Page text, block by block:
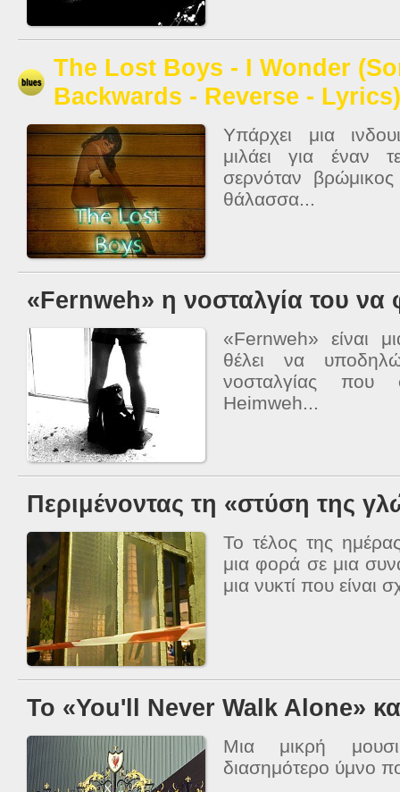
The Lost Boys - I Wonder
Backwards - Reverse - Lyrics)
Υπάρχει μια
μιλάει για έναν
σερνόταν
θάλασσα...
«Fernweh» η νοσταλγία του να
«Fernweh» είναι
θέλει να
νοσταλγίας που
Heimweh...
Περιμένοντας τη «στύση της
Το τέλος της
μια φορά σε μια
μια νυκτί που είναι
Το «You'll Never Walk Alone»
Μια μικρή
διασημότερο ύμνο